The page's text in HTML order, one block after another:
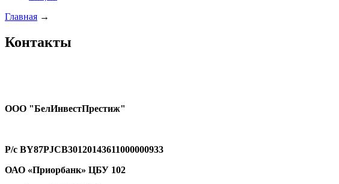
Главная →
Контакты
ООО "БелИнвестПрестиж"
Р/с BY87PJCB30120143611000000933
ОАО «Приорбанк» ЦБУ 102